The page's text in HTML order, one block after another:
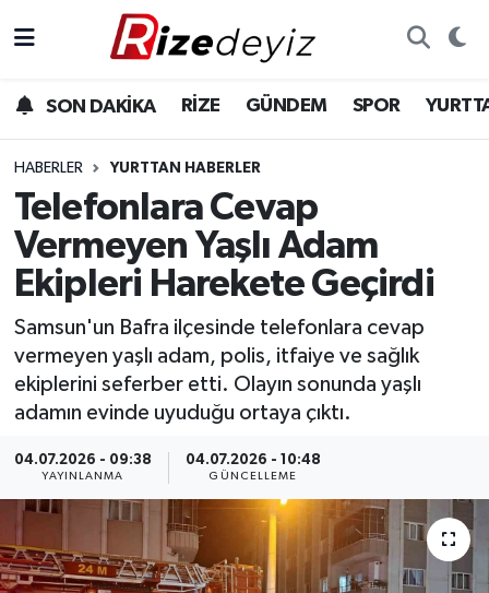
SON DAKİKA RİZE GÜNDEM SPOR
HABERLER YURTTAN HABERLER
Telefonlara Cevap
Vermeyen Yaşlı Adam
Ekipleri Harekete Geçirdi
Samsun'un Bafra ilçesinde telefonlara cevap
vermeyen yaşlı adam, polis, itfaiye ve sağlık
ekiplerini seferber etti. Olayın sonunda yaşlı
adamın evinde uyuduğu ortaya çıktı.
04.07.2026 - 09:38
YAYINLANMA
04.07.2026 - 10:48
GÜNCELLEME
Gündem
Yurttan Haberler
Ekonomi
Teknoloji
Sağlık
Rize Hava Durumu
Rize Trafik Yoğunluk Haritası
Süper Lig Puan Durumu ve Fikstür
Tüm Manşetler
Son Dakika Haberleri
Haber Arşivi